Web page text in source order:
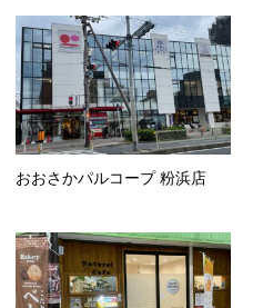
おおさかパルコープ 粉浜店